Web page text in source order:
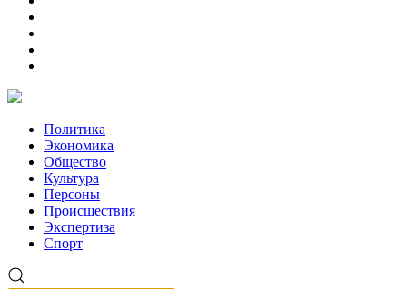
Политика
Экономика
Общество
Культура
Персоны
Происшествия
Экспертиза
Спорт